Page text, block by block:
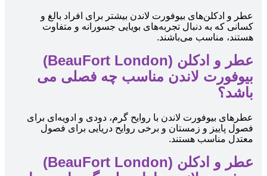
عطر و ادکلن‌های بیوفورت لاندن بیشتر برای افراد بالغ و
کسانی که به دنبال تجربه‌های بویایی جسورانه و متفاوت
هستند، مناسب می‌باشند.
عطر و ادکلن (BeauFort London)
بیوفورت لاندن مناسب چه فصلی می
باشد؟
عطرهای بیوفورت لاندن با روایح گرم، دودی و ادویه‌ای برای
فصول پاییز و زمستان و برخی روایح دریایی برای فصول
معتدل مناسب هستند.
عطر و ادکلن (BeauFort London)